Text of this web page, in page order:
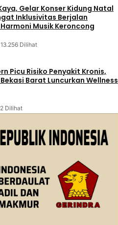
Gelar Konser Kidung Natal
Inklusivitas Berjalan
Musik Keroncong
13.256 Dilihat
Picu Risiko Penyakit Kronis,
Barat Luncurkan Wellness
Dilihat